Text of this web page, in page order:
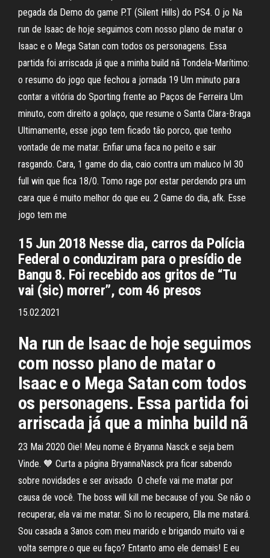
pegada da Demo do game P.T (Silent Hills) do PS4. O jo Na
run de Isaac de hoje seguimos com nosso plano de matar o
Isaac e o Mega Satan com todos os personagens. Essa
partida foi arriscada já que a minha build nã Tondela-Marítimo:
o resumo do jogo que fechou a jornada 19 Um minuto para
contar a vitória do Sporting frente ao Paços de Ferreira Um
minuto, com direito a golaço, que resume o Santa Clara-Braga
Ultimamente, esse jogo tem ficado tão porco, que tenho
vontade de me matar. Enfiar uma faca no peito e sair
rasgando. Cara, 1 game do dia, caio contra um maluco lvl 30
full win que fica 18/0. Tomo rage por estar perdendo pra um
cara que é muito melhor do que eu. 2 Game do dia, afk. Esse
jogo tem me
15 Jun 2018 Nesse dia, carros da Polícia
Federal o conduziram para o presídio de
Bangu 8. Foi recebido aos gritos de “Tu
vai (sic) morrer”, com 46 presos
15.02.2021
Na run de Isaac de hoje seguimos
com nosso plano de matar o
Isaac e o Mega Satan com todos
os personagens. Essa partida foi
arriscada já que a minha build nã
23 Mai 2020 Oie! Meu nome é Bryanna Nasck e seja bem
Vinde. 🧡 Curta a página BryannaNasck pra ficar sabendo
sobre novidades e ser avisado O chefe vai me matar por
causa de você. The boss will kill me because of you. Se não o
recuperar, ela vai me matar. Si no lo recupero, Ella me matará.
Sou casada a 3anos com meu marido e brigando muito vai e
volta sempre.o que eu faço? Entanto amo ele demais! E eu